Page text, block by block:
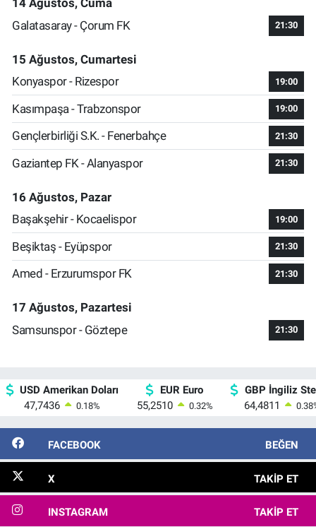
14 Ağustos, Cuma
Galatasaray - Çorum FK
21:30
15 Ağustos, Cumartesi
Konyaspor - Rizespor
19:00
Kasımpaşa - Trabzonspor 19:00
Gençlerbirliği S.K. - Fenerbahçe 21:30
Gaziantep FK - Alanyaspor 21:30
16 Ağustos, Pazar
Başakşehir - Kocaelispor
19:00
Beşiktaş - Eyüpspor 21:30
Amed - Erzurumspor FK 21:30
17 Ağustos, Pazartesi
Samsunspor - Göztepe
21:30
USD Amerikan Doları
47,7436
0.18%
EUR Euro
55,2510
0.32%
GBP İngiliz
64,4811
0.38
FACEBOOK BEĞEN
X TAKIP ET
INSTAGRAM TAKIP ET